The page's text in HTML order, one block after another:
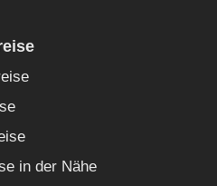
in der Nähe